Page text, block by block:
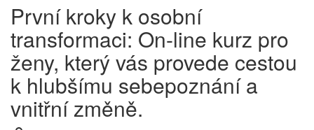
První kroky k osobní
transformaci: On-line kurz pro
ženy, který vás provede cestou
k hlubšímu sebepoznání a
vnitřní změně.